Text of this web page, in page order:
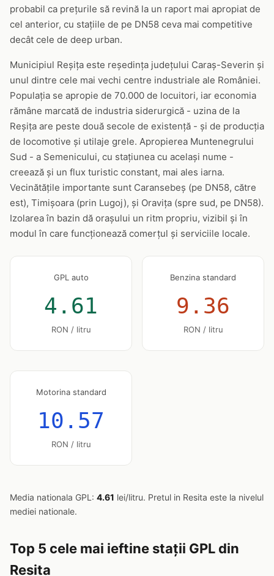
probabil ca prețurile să revină la un raport mai apropiat de
cel anterior, cu stațiile de pe DN58 ceva mai competitive
decât cele de deep urban.
Municipiul Reșița este reședința județului Caraș-Severin și
unul dintre cele mai vechi centre industriale ale României.
Populația se apropie de 70.000 de locuitori, iar economia
rămâne marcată de industria siderurgică - uzina de la
Reșița are peste două secole de existență - și de producția
de locomotive și utilaje grele. Apropierea Muntenegrului
Sud - a Semenicului, cu stațiunea cu același nume -
creează și un flux turistic constant, mai ales iarna.
Vecinătățile importante sunt Caransebeș (pe DN58, către
est), Timișoara (prin Lugoj), și Oravița (spre sud, pe DN58).
Izolarea în bazin dă orașului un ritm propriu, vizibil și în
modul în care funcționează comerțul și serviciile locale.
GPL auto
4.61
RON / litru
Benzina standard
9.36
RON / litru
Motorina standard
10.57
RON / litru
Media nationala GPL: 4.61 lei/litru. Pretul in Resita este la nivelul
mediei nationale.
Top 5 cele mai ieftine stații GPL din
Resita